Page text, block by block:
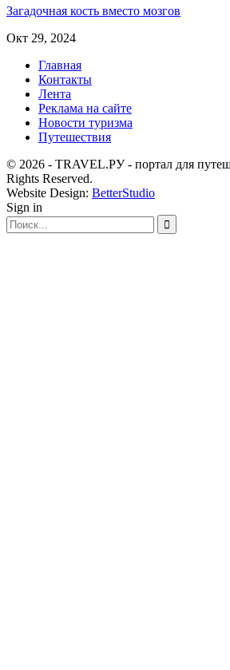
Загадочная кость вместо мозгов
Окт 29, 2024
Главная
Контакты
Лента
Реклама на сайте
Новости туризма
Путешествия
© 2026 - TRAVEL.РУ - портал для
Rights Reserved.
Website Design: BetterStudio
Sign in